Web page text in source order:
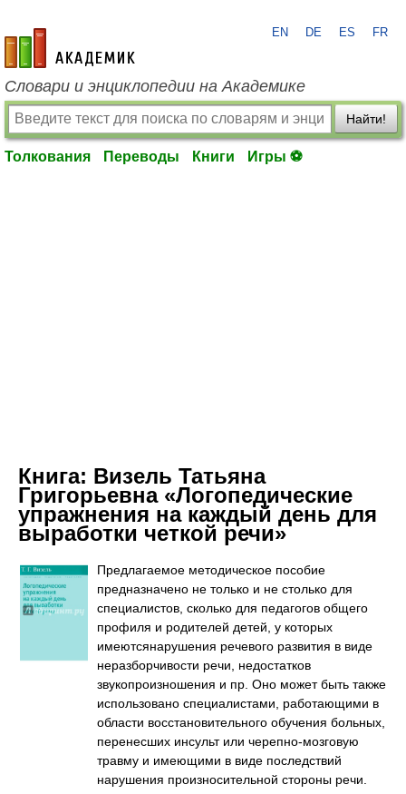
academic.ru
EN DE ES FR
Словари и энциклопедии на Академике
Найти!
Толкования Переводы Книги Игры ⚽
Книга: Визель Татьяна
Григорьевна «Логопедические
упражнения на каждый день для
выработки четкой речи»
Предлагаемое методическое пособие
предназначено не только и не столько для
специалистов, сколько для педагогов общего
профиля и родителей детей, у которых
имеютсянарушения речевого развития в виде
неразборчивости речи, недостатков
звукопроизношения и пр. Оно может быть также
использовано специалистами, работающими в
области восстановительного обучения больных,
перенесших инсульт или черепно-мозговую
травму и имеющими в виде последствий
нарушения произносительной стороны речи.